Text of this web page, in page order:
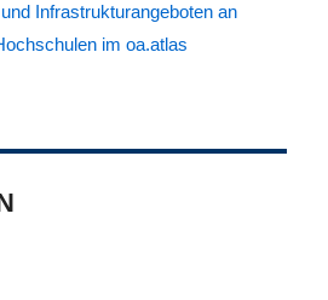
Infrastrukturangeboten an
im oa.atlas